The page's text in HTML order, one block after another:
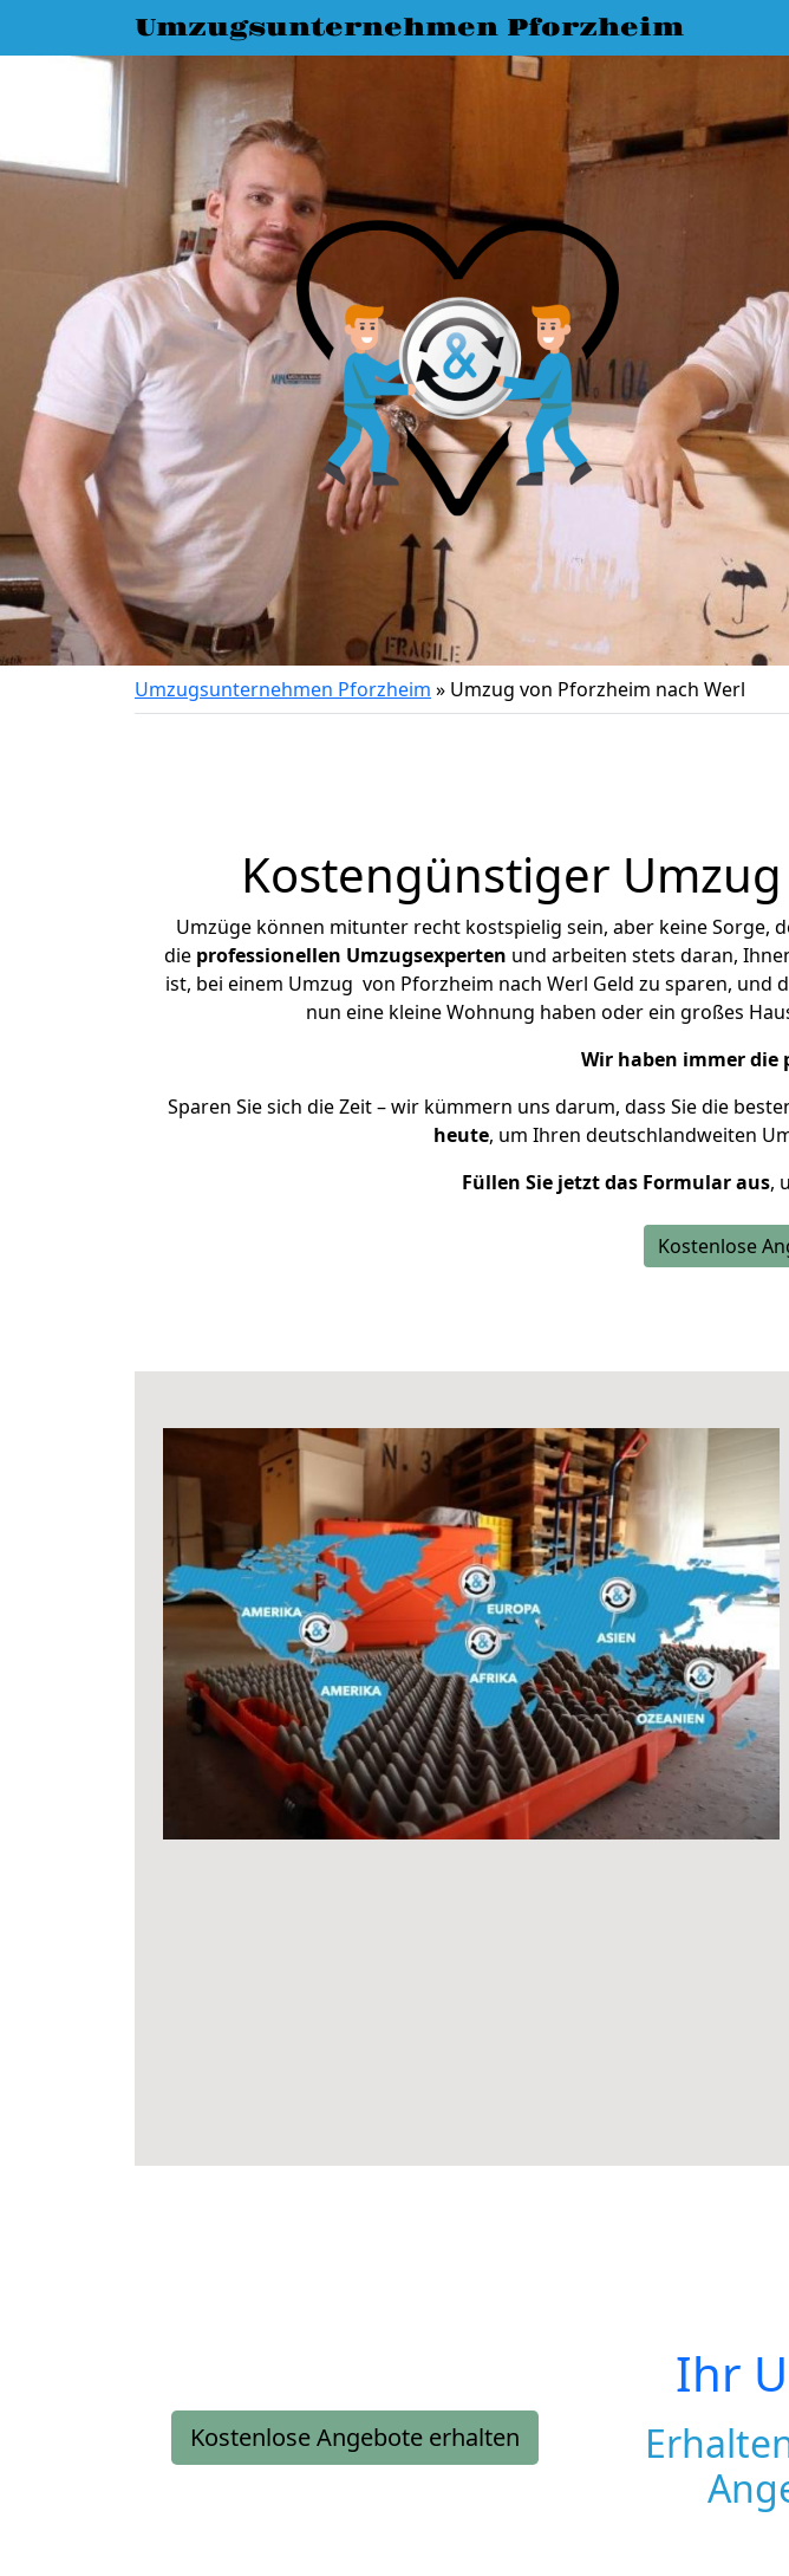
Umzugsunternehmen Pforzheim
Umzugsunternehmen Pforzheim » Umzug von Pforzheim nach Werl
Kostengünstiger
Umzüge können mitunter recht kostspielig sein, aber keine Sorge,
die professionellen Umzugsexperten und arbeiten stets daran,
ist, bei einem Umzug von Pforzheim nach Werl Geld zu sparen, und
nun eine kleine Wohnung haben oder ein großes
Wir haben immer die
Sparen Sie sich die Zeit – wir kümmern uns darum, dass Sie die
heute, um Ihren deutschlandweiten
Füllen Sie jetzt das Formular aus,
Kostenlose
Kostenlose Angebote erhalten
Ihr